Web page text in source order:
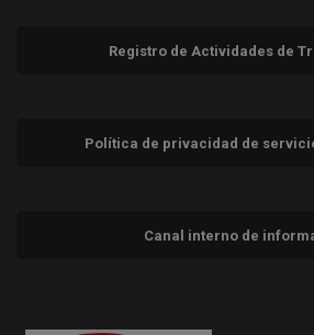
Registro de Actividades de
Política de privacidad de
Canal interno de